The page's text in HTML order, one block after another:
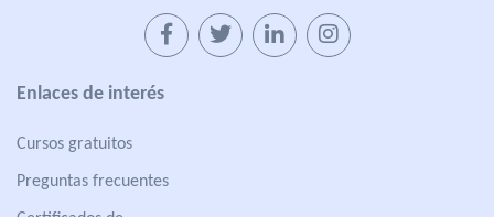
Enlaces de interés
Cursos gratuitos
Preguntas frecuentes